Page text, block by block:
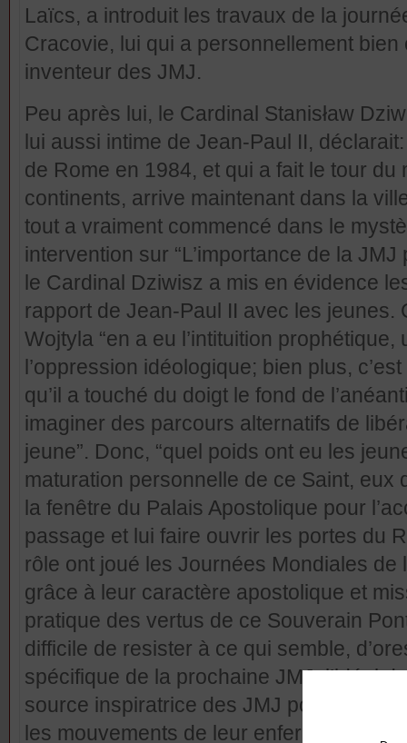
Laïcs, a introduit les travaux de la
Cracovie, lui qui a personnellement
inventeur des JMJ.
Peu après lui, le Cardinal Stanisław
lui aussi intime de Jean-Paul II,
de Rome en 1984, et qui a fait le tour
continents, arrive maintenant dans la
tout a vraiment commencé dans le
intervention sur “L’importance de la
le Cardinal Dziwisz a mis en évidence
rapport de Jean-Paul II avec les jeunes.
Wojtyla “en a eu l’intituition
l’oppression idéologique; bien plus,
qu’il a touché du doigt le fond de
imaginer des parcours alternatifs de
jeune”. Donc, “quel poids ont eu les
maturation personnelle de ce Saint, eux
la fenêtre du Palais Apostolique pour
passage et lui faire ouvrir les portes du
rôle ont joué les Journées Mondiales
grâce à leur caractère apostolique et
pratique des vertus de ce Souverain
difficile de resister à ce qui semble,
spécifique de la prochaine JMJ: l’idéal
source inspiratrice des JMJ pour
les mouvements de leur enferment,